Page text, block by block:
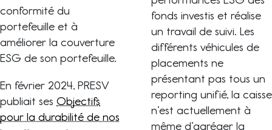
conformité du
portefeuille et à
améliorer la couverture
ESG de son portefeuille.
En février 2024, PRESV
publiait ses Objectifs
pour la durabilité de nos
fonds investis et réalise
un travail de suivi. Les
différents véhicules de
placements ne
présentant pas tous un
reporting unifié, la caisse
n’est actuellement à
même d’agréger la